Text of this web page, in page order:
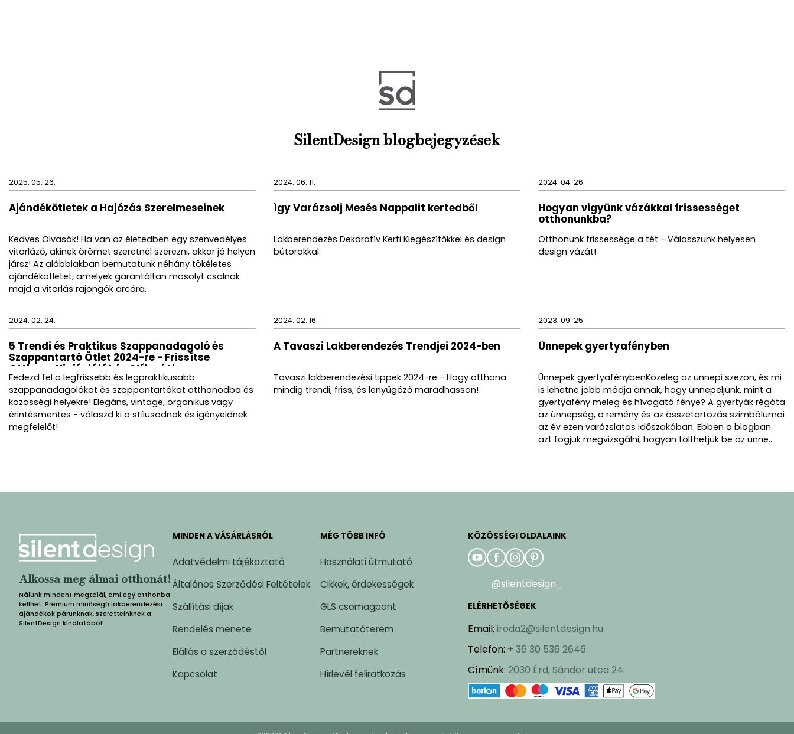
SilentDesign blogbejegyzések
2025. 05. 26.
Ajándékötletek a Hajózás Szerelmeseinek
Kedves Olvasók! Ha van az életedben egy szenvedélyes
vitorlázó, akinek örömet szeretnél szerezni, akkor jó helyen
jársz! Az alábbiakban bemutatunk néhány tökéletes
ajándékötletet, amelyek garantáltan mosolyt csalnak
majd a vitorlás rajongók arcára.
2024. 06. 11.
Így Varázsolj Mesés Nappalit kertedből
Lakberendezés Dekoratív Kerti Kiegészítőkkel és design
bútorokkal.
2024. 04. 26.
Hogyan vigyünk vázákkal frissességet
otthonunkba?
Otthonunk frissessége a tét - Válasszunk helyesen
design vázát!
2024. 02. 24.
5 Trendi és Praktikus Szappanadagoló és
Szappantartó Ötlet 2024-re - Frissítse
Otthona Higiéniáját és Stílusát!
Fedezd fel a legfrissebb és legpraktikusabb
szappanadagolókat és szappantartókat otthonodba és
közösségi helyekre! Elegáns, vintage, organikus vagy
érintésmentes - válaszd ki a stílusodnak és igényeidnek
megfelelőt!
2024. 02. 16.
A Tavaszi Lakberendezés Trendjei 2024-ben
Tavaszi lakberendezési tippek 2024-re - Hogy otthona
mindig trendi, friss, és lenyűgöző maradhasson!
2023. 09. 25.
Ünnepek gyertyafényben
Ünnepek gyertyafénybenKözeleg az ünnepi szezon, és mi
is lehetne jobb módja annak, hogy ünnepeljünk, mint a
gyertyafény meleg és hívogató fénye? A gyertyák régóta
az ünnepség, a remény és az összetartozás szimbólumai
az év ezen varázslatos időszakában. Ebben a blogban
azt fogjuk megvizsgálni, hogyan tölthetjük be az ünne...
Alkossa meg álmai otthonát!
Nálunk mindent megtalál, ami egy otthonba
kellhet. Prémium minőségű lakberendezési
ajándékok párunknak, szeretteinknek a
SilentDesign kínálatából!
MINDEN A VÁSÁRLÁSRÓL
Adatvédelmi tájékoztató
Általános Szerződési Feltételek
Szállítási díjak
Rendelés menete
Elállás a szerződéstől
Kapcsolat
MÉG TÖBB INFÓ
Használati útmutató
Cikkek, érdekességek
GLS csomagpont
Bemutatóterem
Partnereknek
Hírlevél feliratkozás
KÖZÖSSÉGI OLDALAINK
@silentdesign_
ELÉRHETŐSÉGEK
Email: iroda2@silentdesign.hu
Telefon: + 36 30 536 2646
Címünk: 2030 Érd, Sándor utca 24.